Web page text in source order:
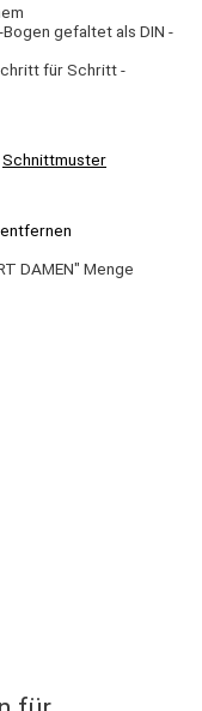
gefaltet als DIN -
für Schritt -
Schnittmuster
DAMEN" Menge